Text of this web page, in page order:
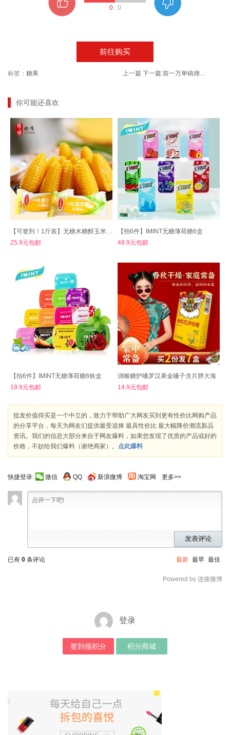
0: 0
前往购买
标签： 糖果 上一篇 下一篇: 前一万单镐佣！5斤装黑龙江寒地长粒香大米
你可能还喜欢
【可签到！1斤装】无糖木糖醇玉米软糖
25.9元包邮
【拍6件】IMINT无糖薄荷糖6盒
49.9元包邮
【拍6件】IMINT无糖薄荷糖6铁盒
19.9元包邮
润喉糖护嗓罗汉果金嗓子含片胖大海
14.9元包邮
批发价值得买是一个中立的，致力于帮助广大网友买到更有性价比网购产品
的分享平台，每天为网友们提供最受追捧 最具性价比 最大幅降价潮流新品
资讯。我们的信息大部分来自于网友爆料，如果您发现了优质的产品或好的
价格，不妨给我们爆料（谢绝商家）。 点此爆料
快捷登录: 微信 QQ 新浪微博 淘宝网 更多>>
发表评论
已有 0 条评论 最新 最早 最佳
Powered by 连接微博
登录
签到领积分 积分商城